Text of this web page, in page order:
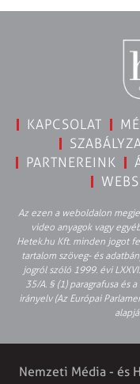
KAPCSOLAT
PARTNEREINK
Az ezen a weboldalon
video anyagok vagy
Hetek.hu Kft. minden jogot
tartalom szöveg- és
jogról szóló 1999. évi
35/A. § (1) paragrafusa és
irányelv (Az Európai
Nemzeti Média - és